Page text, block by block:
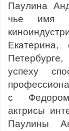
Паулина
чье имя
успеху
с Федором
актрисы
Паулины